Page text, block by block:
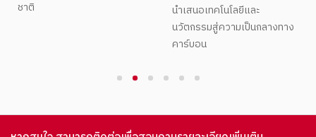
ชาติ
นำเสนอเทคโนโลยีและ
นวัตกรรมสู่ความเป็นกลางทาง
คาร์บอน